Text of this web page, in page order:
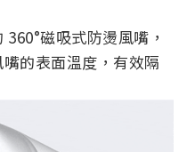
磁吸式防燙風嘴，
的表面溫度，有效隔